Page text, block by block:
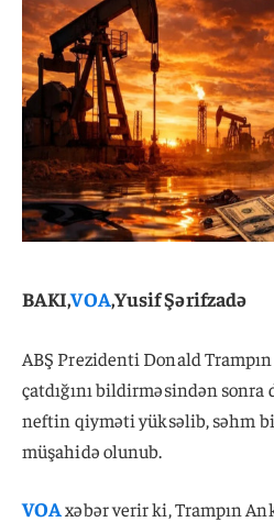
BAKI,VOA,Yusif Şərifzadə
ABŞ Prezidenti Donald
çatdığını bildirməsindən sonra
neftin qiyməti yüksəlib, səhm
müşahidə olunub.
VOAxəbər verir ki, Trampın